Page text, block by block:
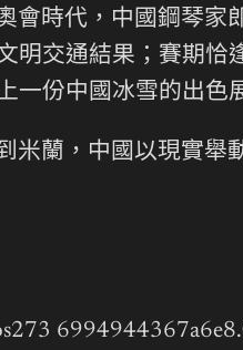
會時代，中國鋼琴家
明交通結果；賽期恰
一份中國冰雪的出色
米蘭，中國以現實舉